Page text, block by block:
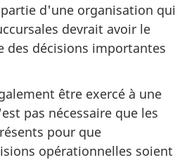
d'une organisation qui
devrait avoir le
des décisions importantes
être exercé à une
pas nécessaire que les
pour que
opérationnelles soient